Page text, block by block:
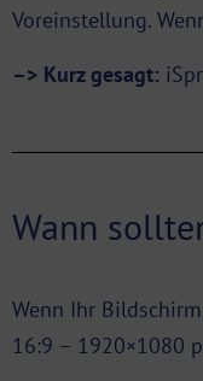
Voreinstellung.
–> Kurz gesagt:
Wann
Wenn Ihr
16:9 – 1920×1080